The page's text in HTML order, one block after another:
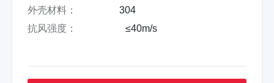
外壳材料：
304
抗风强度：
≤40m/s